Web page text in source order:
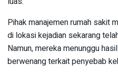
Pihak manajemen rumah sakit
di lokasi kejadian sekarang
Namun, mereka menunggu
berwenang terkait penyebab